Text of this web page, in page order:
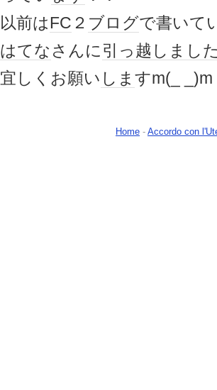
以前はFC ２ ブログで書いて
はてな さんに引っ越しまし
宜しくお願い しま すm(_ _)m
Home - Accordo con